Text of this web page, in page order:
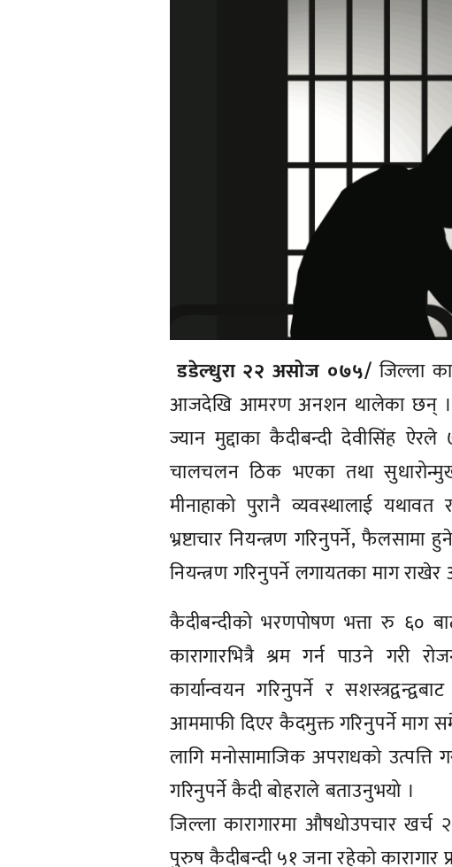
डडेल्धुरा २२ असोज ०७५/ जिल्ला
आजदेखि आमरण अनशन थालेका छन्
ज्यान मुद्दाका कैदीबन्दी देवीसिंह
चालचलन ठिक भएका तथा
मीनाहाको पुरानै व्यवस्थालाई यथावत
भ्रष्टाचार नियन्त्रण गरिनुपर्ने, फैलसामा
नियन्त्रण गरिनुपर्ने लगायतका माग
कैदीबन्दीको भरणपोषण भत्ता रु ६०
कारागारभित्रै श्रम गर्न पाउने गरी
कार्यान्वयन गरिनुपर्ने र
आममाफी दिएर कैदमुक्त गरिनुपर्ने माग
लागि मनोसामाजिक अपराधको
गरिनुपर्ने कैदी बोहराले बताउनुभयो ।
जिल्ला कारागारमा औषधोउपचार
पुरुष कैदीबन्दी ५१ जना रहेको कारागार